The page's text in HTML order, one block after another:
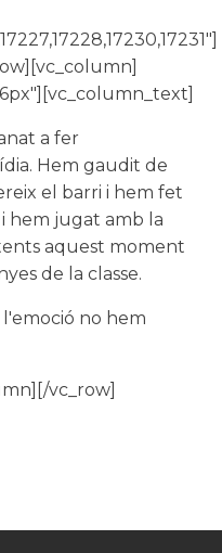
a fer
Hem gaudit de
el barri i hem fet
hem jugat amb la
aquest moment
de la classe.
no hem
vc_row]